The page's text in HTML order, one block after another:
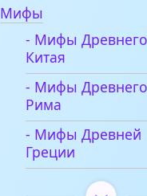
Мифы
- Мифы Древнего
Китая
- Мифы Древнего
Рима
- Мифы Древней
Греции